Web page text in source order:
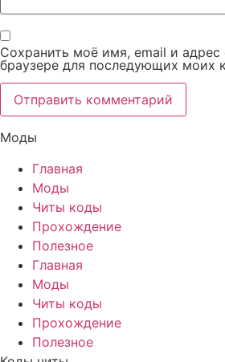
Сохранить моё имя, email и адрес
браузере для последующих моих
Моды
Главная
Моды
Читы коды
Прохождение
Полезное
Главная
Моды
Читы коды
Прохождение
Полезное